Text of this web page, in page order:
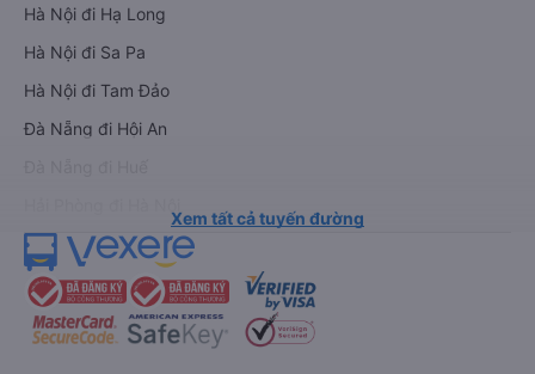
Hà Nội đi Hạ Long
Hà Nội đi Sa Pa
Hà Nội đi Tam Đảo
Đà Nẵng đi Hội An
Xem tất cả tuyến đường